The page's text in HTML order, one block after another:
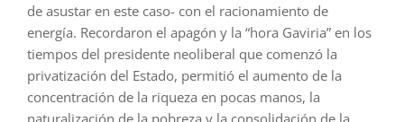
de asustar en este caso- con el racionamiento de
energía. Recordaron el apagón y la “hora Gaviria” en los
tiempos del presidente neoliberal que comenzó la
privatización del Estado, permitió el aumento de la
concentración de la riqueza en pocas manos, la